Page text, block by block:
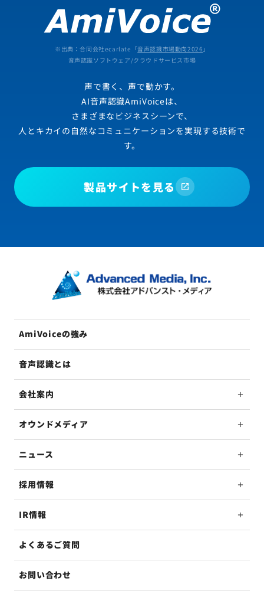
※出典：合同会社ecarlate「音声認識市場動向2026 」
音声認識ソフトウェア/クラウドサービス市場
声で書く、声で動かす。
AI音声認識AmiVoiceは、
さまざまなビジネスシーンで、
人とキカイの自然なコミュニケーションを実現する技術で
す。
製品サイトを見る
AmiVoiceの強み
音声認識とは
会社案内
オウンドメディア
ニュース
採用情報
IR情報
よくあるご質問
お問い合わせ